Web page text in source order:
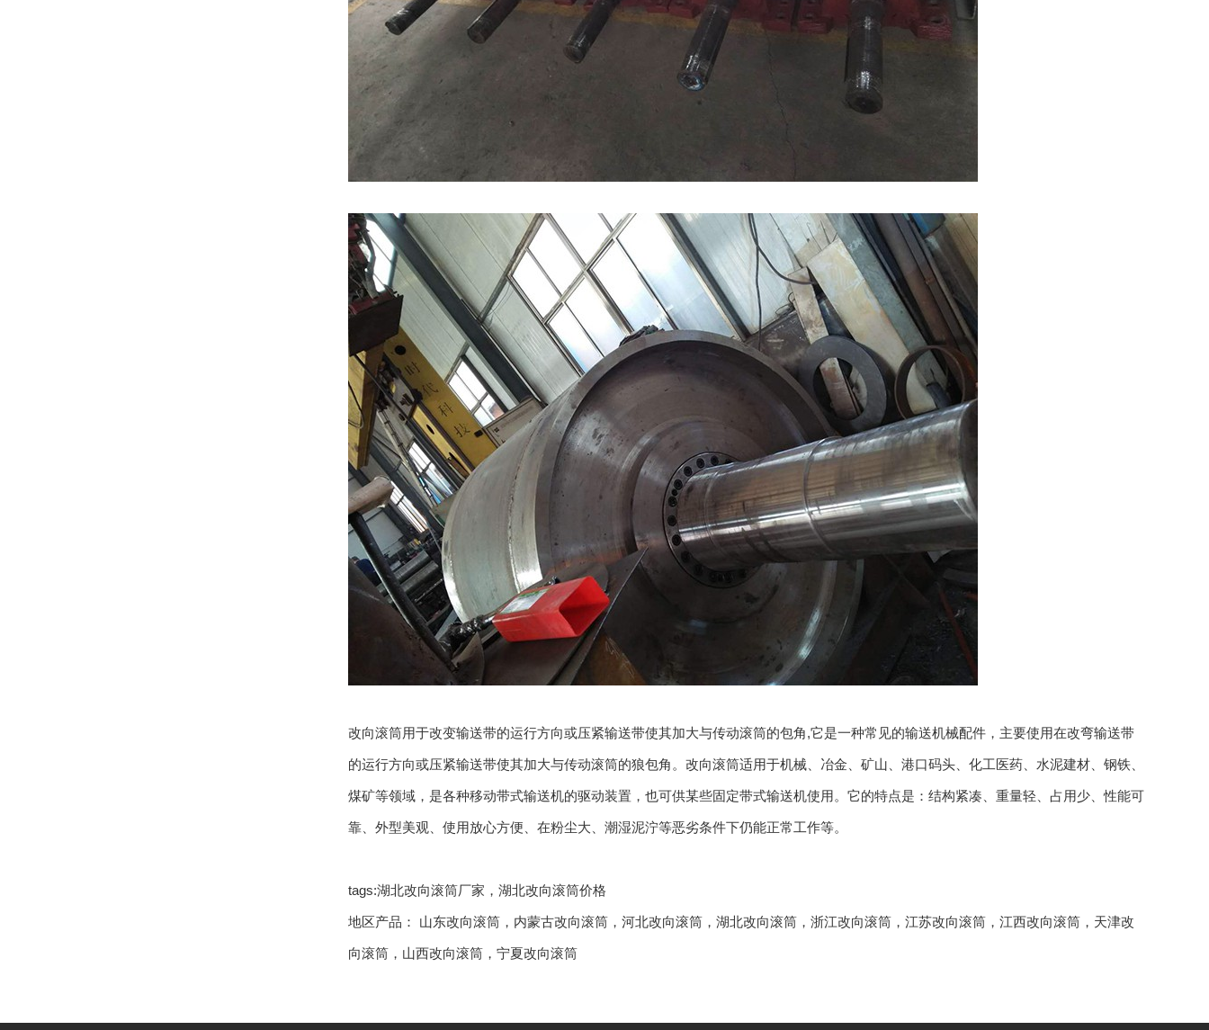
改向滚筒用于改变输送带的运行方向或压紧输送带使其加大与传动滚筒的包角,它是一种常见的输送机械配件，主要使用在改弯输送带
的运行方向或压紧输送带使其加大与传动滚筒的狼包角。改向滚筒适用于机械、冶金、矿山、港口码头、化工医药、水泥建材、钢铁、
煤矿等领域，是各种移动带式输送机的驱动装置，也可供某些固定带式输送机使用。它的特点是：结构紧凑、重量轻、占用少、性能可
靠、外型美观、使用放心方便、在粉尘大、潮湿泥泞等恶劣条件下仍能正常工作等。
tags:湖北改向滚筒厂家，湖北改向滚筒价格
地区产品： 山东改向滚筒 ， 内蒙古改向滚筒 ， 河北改向滚筒 ， 湖北改向滚筒 ， 浙江改向滚筒 ， 江苏改向滚筒 ， 江西改向滚筒 ， 天津改
向滚筒 ， 山西改向滚筒 ， 宁夏改向滚筒